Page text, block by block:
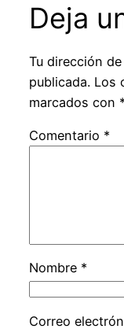
Deja
Tu dirección
publicada. Los
marcados con *
Comentario *
Nombre *
Correo